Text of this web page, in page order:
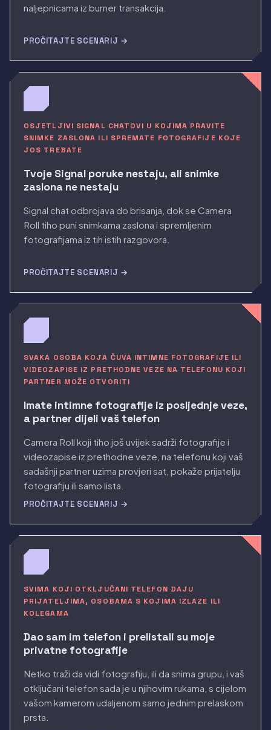
naljepnicama iz burner transakcija.
PROČITAJTE SCENARIJ →
OSJETLJIVI SIGNAL CHATOVI U KOJIMA PRAVITE
SNIMKE ZASLONA ILI SPREMATE FOTOGRAFIJE KOJE
JOS TREBATE
Tvoje Signal poruke nestaju, ali snimke
zaslona ne nestaju
Signal chat odbrojava do brisanja, dok se Camera
Roll tiho puni snimkama zaslona i spremljenim
fotografijama iz tih istih razgovora.
PROČITAJTE SCENARIJ →
SVAKA OSOBA KOJA ČUVA INTIMNE FOTOGRAFIJE ILI
VIDEOZAPISE IZ PRETHODNE VEZE NA TELEFONU KOJI
PARTNER MOŽE OTVORITI
Imate intimne fotografije iz posljednje veze,
a partner dijeli vaš telefon
Camera Roll koji tiho još uvijek sadrži fotografije i
videozapise iz prethodne veze, na telefonu koji vaš
sadašnji partner uzima provjeri sat, pokaže prijatelju
fotografiju ili samo lista.
PROČITAJTE SCENARIJ →
SVIMA KOJI OTKLJUČANI TELEFON DAJU
PRIJATELJIMA, OSOBAMA S KOJIMA IZLAZE ILI
KOLEGAMA
Dao sam im telefon i prelistali su moje
privatne fotografije
Netko traži da vidi fotografiju, ili da snima grupu, i vaš
otključani telefon sada je u njihovim rukama, s cijelom
vašom kamerom udaljenom samo jednim prelaskom
prsta.